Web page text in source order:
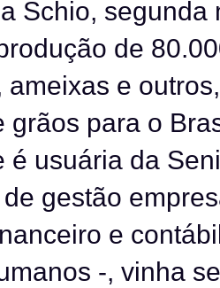
Schio,
de
ameixas e
grãos para o
é usuária da
gestão
e
-, vinha